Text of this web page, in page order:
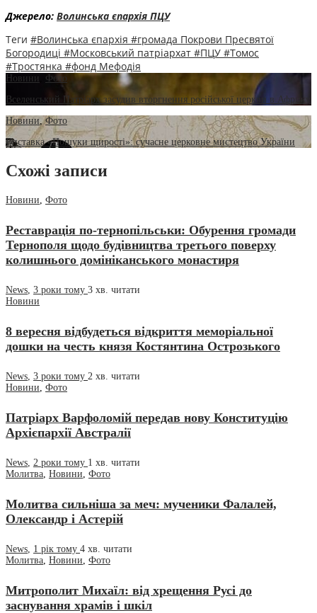
Джерело: Волинська єпархія ПЦУ
Теги #Волинська єпархія #громада Покрови Пресвятої
Богородиці #Московський патріархат #ПЦУ #Томос
#Тростянка #фонд Мефодія
Новини
Фото
Вселенський Патріарх засудив вторгнення російської церкви в Африку
Новини ,Фото
Виставка «Пошуки щирості»: сучасне церковне мистецтво України
Схожі записи
Новини, Фото
Реставрація по-тернопільськи: Обурення громади
Тернополя щодо будівництва третього поверху
колишнього домініканського монастиря
News, 3 роки тому 3 хв. читати
Новини
8 вересня відбудеться відкриття меморіальної
дошки на честь князя Костянтина Острозького
News, 3 роки тому 2 хв. читати
Новини, Фото
Патріарх Варфоломій передав нову Конституцію
Архієпархії Австралії
News, 2 роки тому 1 хв. читати
Молитва, Новини, Фото
Молитва сильніша за меч: мученики Фалалей,
Олександр і Астерій
News 1 рік тому 4 хв. читати
Молитва Новини Фото
Митрополит Михаїл: від хрещення Русі до
заснування храмів і шкіл